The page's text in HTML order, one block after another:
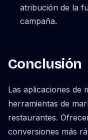
atribución de la
campaña.
Conclusión
Las aplicaciones de
herramientas de
restaurantes.
conversiones más